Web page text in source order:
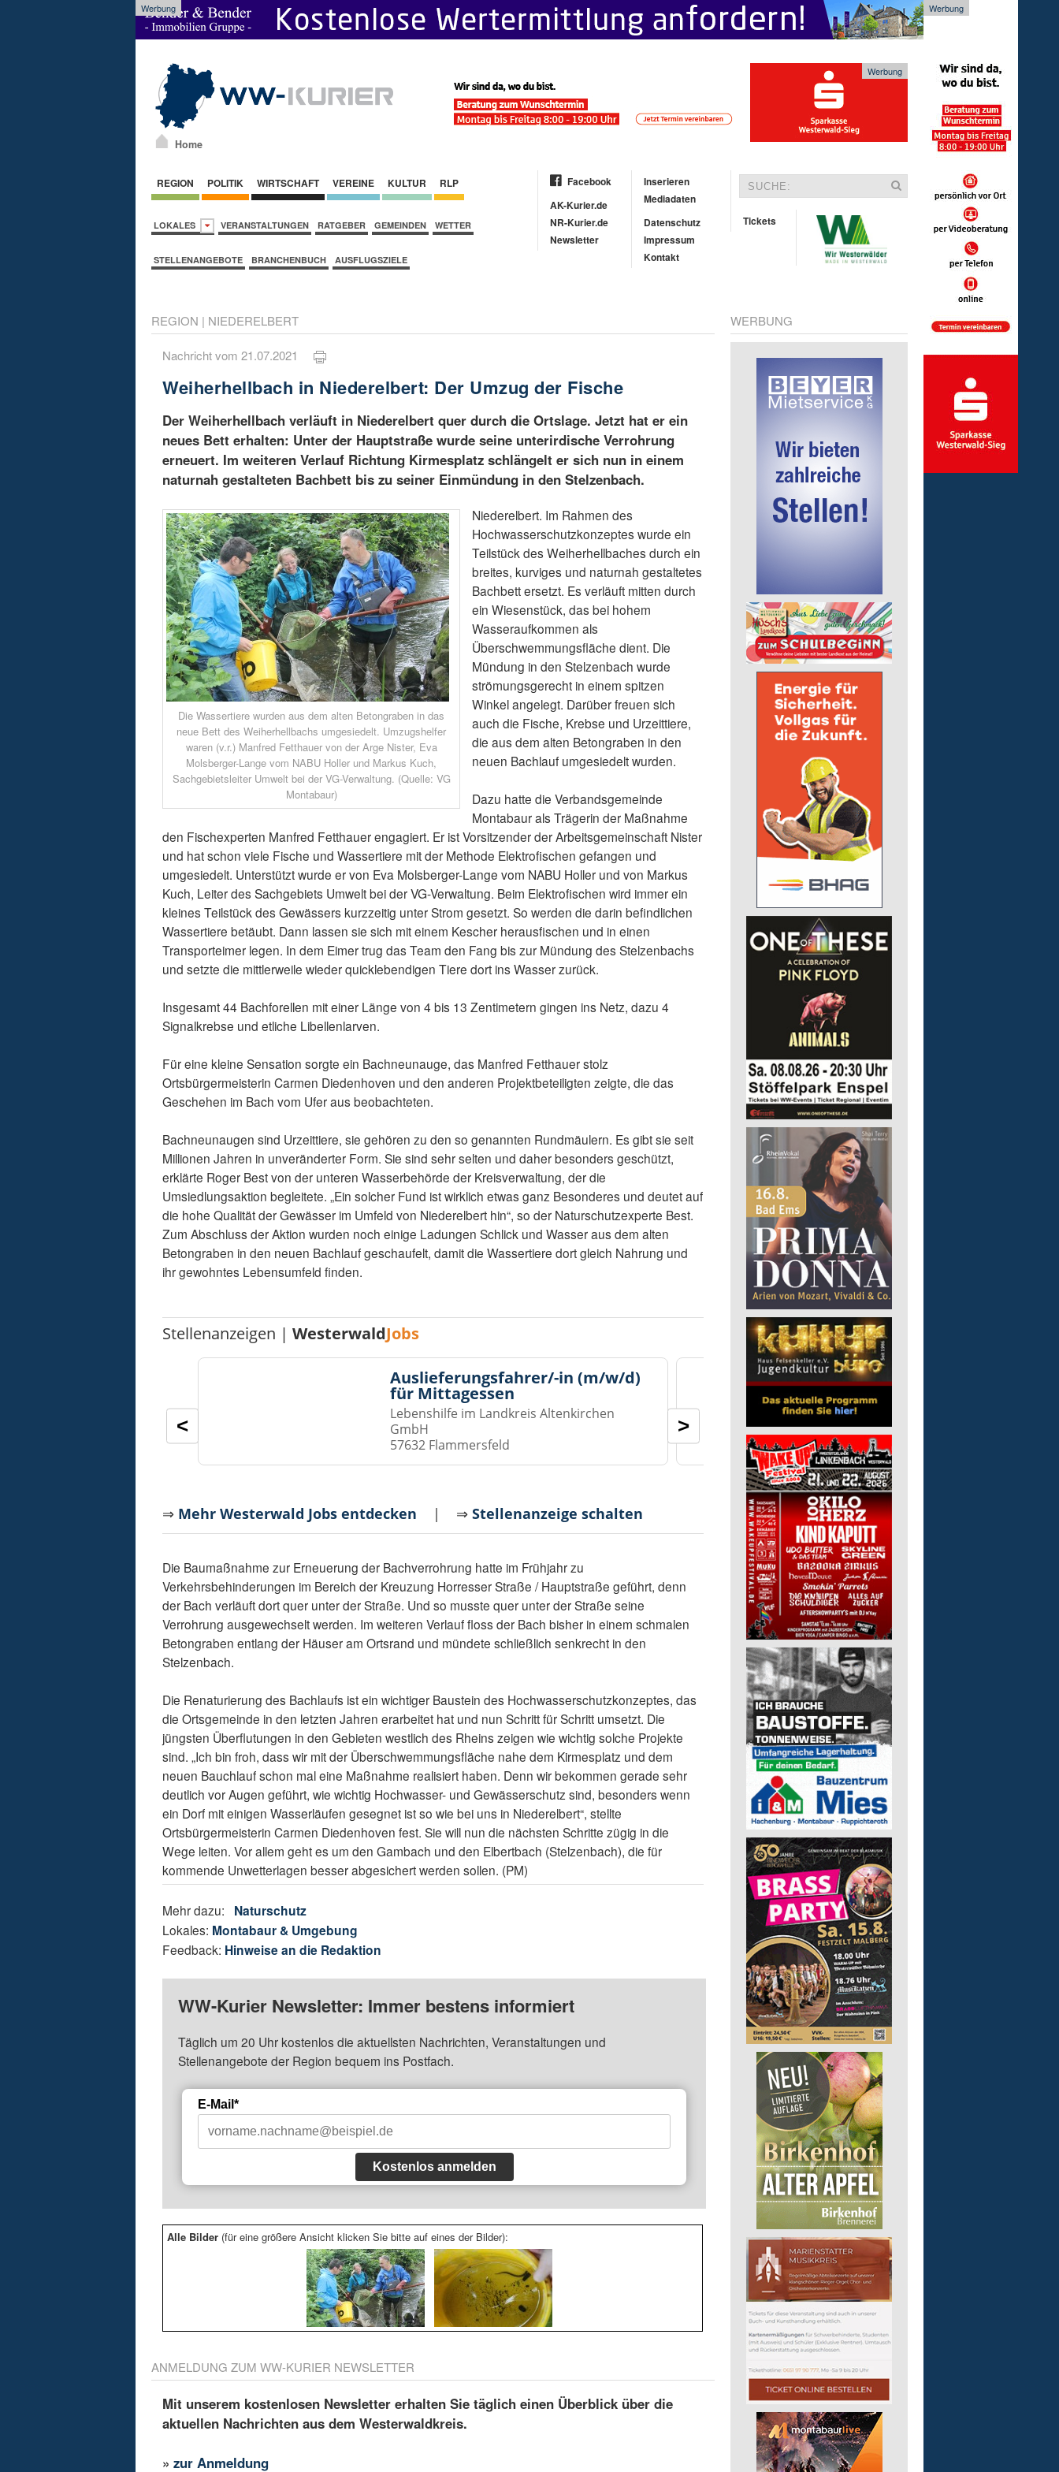
Werbung Werbung
Home
Werbung
REGION POLITIK WIRTSCHAFT VEREINE KULTUR RLP
LOKALES VERANSTALTUNGEN RATGEBER GEMEINDEN WETTER
STELLENANGEBOTE BRANCHENBUCH AUSFLUGSZIELE
Facebook
AK-Kurier.de
NR-Kurier.de
Newsletter
Inserieren
Mediadaten
Datenschutz
Impressum
Kontakt
Tickets
REGION | NIEDERELBERT
Nachricht vom 21.07.2021
Weiherhellbach in Niederelbert: Der Umzug der Fische
Der Weiherhellbach verläuft in Niederelbert quer durch die Ortslage. Jetzt hat er ein
neues Bett erhalten: Unter der Hauptstraße wurde seine unterirdische Verrohrung
erneuert. Im weiteren Verlauf Richtung Kirmesplatz schlängelt er sich nun in einem
naturnah gestalteten Bachbett bis zu seiner Einmündung in den Stelzenbach.
Die Wassertiere wurden aus dem alten Betongraben in das
neue Bett des Weiherhellbachs umgesiedelt. Umzugshelfer
waren (v.r.) Manfred Fetthauer von der Arge Nister, Eva
Molsberger-Lange vom NABU Holler und Markus Kuch,
Sachgebietsleiter Umwelt bei der VG-Verwaltung. (Quelle: VG
Montabaur)
Niederelbert. Im Rahmen des
Hochwasserschutzkonzeptes wurde ein
Teilstück des Weiherhellbaches durch ein
breites, kurviges und naturnah gestaltetes
Bachbett ersetzt. Es verläuft mitten durch
ein Wiesenstück, das bei hohem
Wasseraufkommen als
Überschwemmungsfläche dient. Die
Mündung in den Stelzenbach wurde
strömungsgerecht in einem spitzen
Winkel angelegt. Darüber freuen sich
auch die Fische, Krebse und Urzeittiere,
die aus dem alten Betongraben in den
neuen Bachlauf umgesiedelt wurden.
Dazu hatte die Verbandsgemeinde
Montabaur als Trägerin der Maßnahme
den Fischexperten Manfred Fetthauer engagiert. Er ist Vorsitzender der Arbeitsgemeinschaft Nister
und hat schon viele Fische und Wassertiere mit der Methode Elektrofischen gefangen und
umgesiedelt. Unterstützt wurde er von Eva Molsberger-Lange vom NABU Holler und von Markus
Kuch, Leiter des Sachgebiets Umwelt bei der VG-Verwaltung. Beim Elektrofischen wird immer ein
kleines Teilstück des Gewässers kurzzeitig unter Strom gesetzt. So werden die darin befindlichen
Wassertiere betäubt. Dann lassen sie sich mit einem Kescher herausfischen und in einen
Transporteimer legen. In dem Eimer trug das Team den Fang bis zur Mündung des Stelzenbachs
und setzte die mittlerweile wieder quicklebendigen Tiere dort ins Wasser zurück.
Insgesamt 44 Bachforellen mit einer Länge von 4 bis 13 Zentimetern gingen ins Netz, dazu 4
Signalkrebse und etliche Libellenlarven.
Für eine kleine Sensation sorgte ein Bachneunauge, das Manfred Fetthauer stolz
Ortsbürgermeisterin Carmen Diedenhoven und den anderen Projektbeteiligten zeigte, die das
Geschehen im Bach vom Ufer aus beobachteten.
Bachneunaugen sind Urzeittiere, sie gehören zu den so genannten Rundmäulern. Es gibt sie seit
Millionen Jahren in unveränderter Form. Sie sind sehr selten und daher besonders geschützt,
erklärte Roger Best von der unteren Wasserbehörde der Kreisverwaltung, der die
Umsiedlungsaktion begleitete. „Ein solcher Fund ist wirklich etwas ganz Besonderes und deutet auf
die hohe Qualität der Gewässer im Umfeld von Niederelbert hin“, so der Naturschutzexperte Best.
Zum Abschluss der Aktion wurden noch einige Ladungen Schlick und Wasser aus dem alten
Betongraben in den neuen Bachlauf geschaufelt, damit die Wassertiere dort gleich Nahrung und
ihr gewohntes Lebensumfeld finden.
Stellenanzeigen |WesterwaldJobs
Auslieferungsfahrer/-in (m/w/d)
für Mittagessen
Lebenshilfe im Landkreis Altenkirchen
GmbH
57632 Flammersfeld
Gruppenleitung (m/w/
Werkstatt
GmbH
57632 Flammersfeld
< >
⇒ Mehr Westerwald Jobs entdecken | ⇒Stellenanzeige schalten
Die Baumaßnahme zur Erneuerung der Bachverrohrung hatte im Frühjahr zu
Verkehrsbehinderungen im Bereich der Kreuzung Horresser Straße / Hauptstraße geführt, denn
der Bach verläuft dort quer unter der Straße. Und so musste quer unter der Straße seine
Verrohrung ausgewechselt werden. Im weiteren Verlauf floss der Bach bisher in einem schmalen
Betongraben entlang der Häuser am Ortsrand und mündete schließlich senkrecht in den
Stelzenbach.
Die Renaturierung des Bachlaufs ist ein wichtiger Baustein des Hochwasserschutzkonzeptes, das
die Ortsgemeinde in den letzten Jahren erarbeitet hat und nun Schritt für Schritt umsetzt. Die
jüngsten Überflutungen in den Gebieten westlich des Rheins zeigen wie wichtig solche Projekte
sind. „Ich bin froh, dass wir mit der Überschwemmungsfläche nahe dem Kirmesplatz und dem
neuen Bauchlauf schon mal eine Maßnahme realisiert haben. Denn wir bekommen gerade sehr
deutlich vor Augen geführt, wie wichtig Hochwasser- und Gewässerschutz sind, besonders wenn
ein Dorf mit einigen Wasserläufen gesegnet ist so wie bei uns in Niederelbert“, stellte
Ortsbürgermeisterin Carmen Diedenhoven fest. Sie will nun die nächsten Schritte zügig in die
Wege leiten. Vor allem geht es um den Gambach und den Elbertbach (Stelzenbach), die für
kommende Unwetterlagen besser abgesichert werden sollen. (PM)
Mehr dazu: Naturschutz
Lokales: Montabaur & Umgebung
Feedback: Hinweise an die Redaktion
WW-Kurier Newsletter: Immer bestens informiert
Täglich um 20 Uhr kostenlos die aktuellsten Nachrichten, Veranstaltungen und
Stellenangebote der Region bequem ins Postfach.
E-Mail*
Kostenlos anmelden
Alle Bilder (für eine größere Ansicht klicken Sie bitte auf eines der Bilder):
ANMELDUNG ZUM WW-KURIER NEWSLETTER
Mit unserem kostenlosen Newsletter erhalten Sie täglich einen Überblick über die
aktuellen Nachrichten aus dem Westerwaldkreis.
»zur Anmeldung
WERBUNG